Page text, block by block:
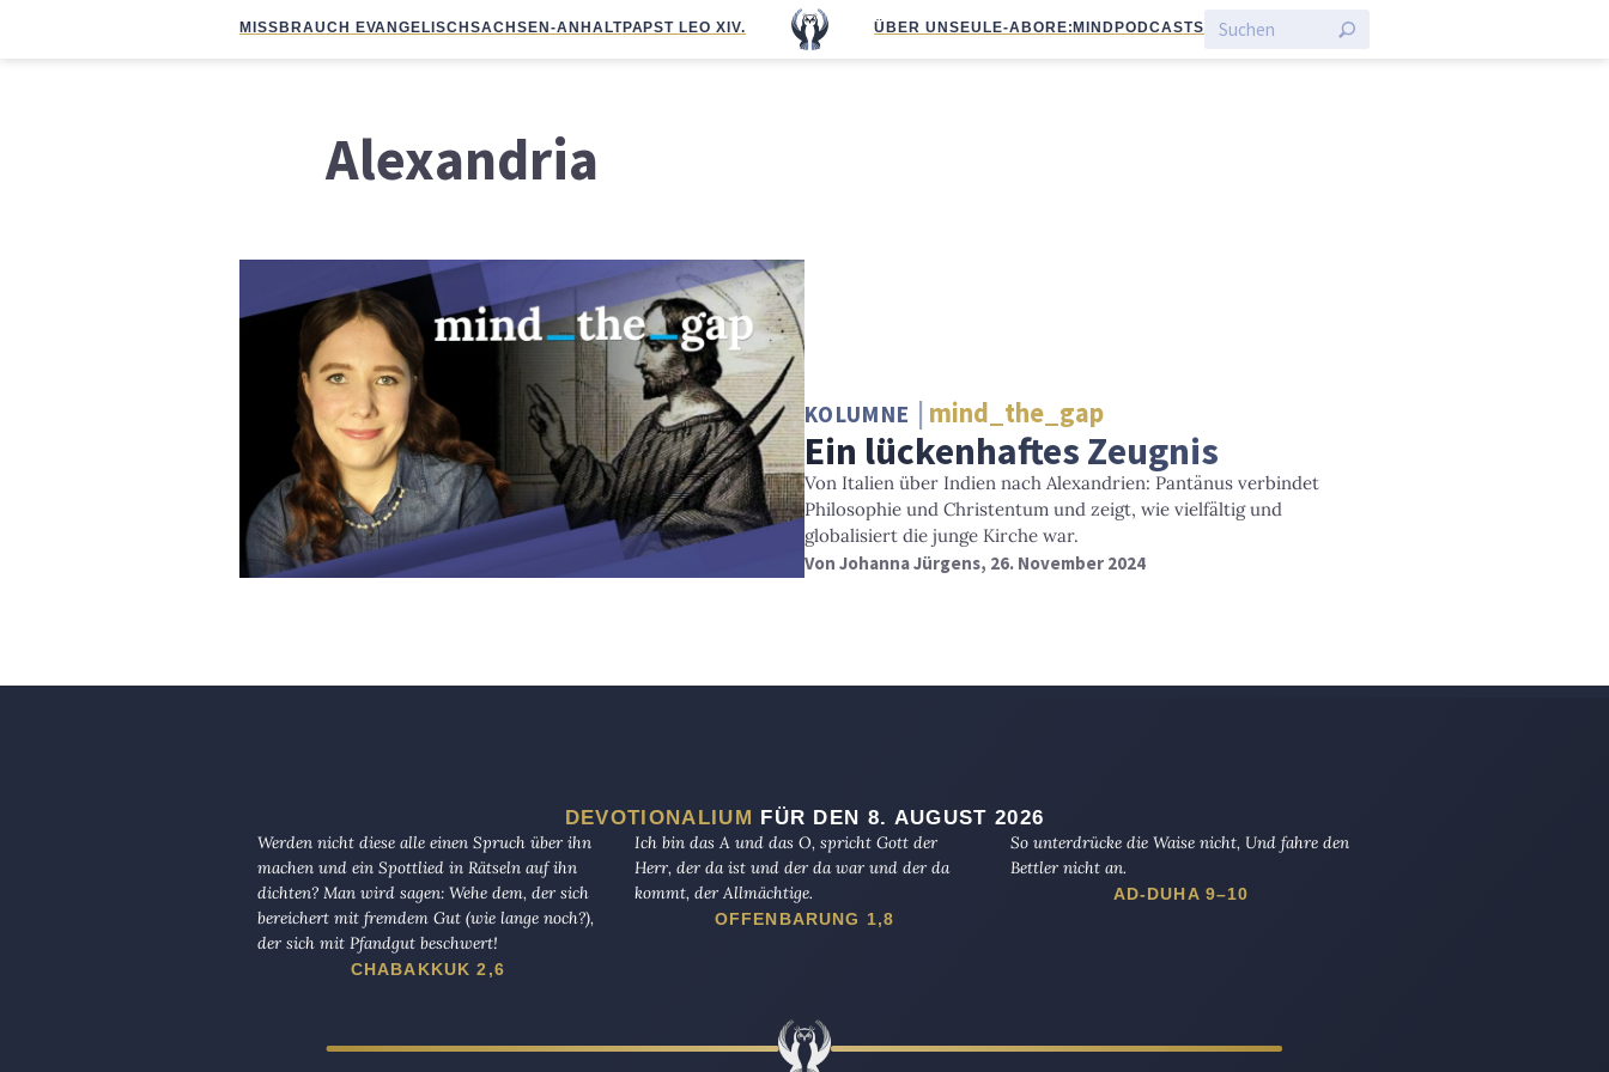
MISSBRAUCH EVANGELISCHSACHSEN-ANHALTPAPST LEO XIV. ÜBER UNS EULE-ABO RE:MIND PODCASTS
Alexandria
KOLUMNE mind_the_gap
Ein lückenhaftes Zeugnis
Von Italien über Indien nach Alexandrien: Pantänus verbindet
Philosophie und Christentum und zeigt, wie vielfältig und
globalisiert die junge Kirche war.
Von Johanna Jürgens, 26. November 2024
DEVOTIONALIUM FÜR DEN 8. AUGUST 2026
Werden nicht diese alle einen Spruch über ihn
machen und ein Spottlied in Rätseln auf ihn
dichten? Man wird sagen: Wehe dem, der sich
bereichert mit fremdem Gut (wie lange noch?),
der sich mit Pfandgut beschwert!
CHABAKKUK 2,6
Ich bin das A und das O, spricht Gott der
Herr, der da ist und der da war und der da
kommt, der Allmächtige.
OFFENBARUNG 1,8
So unterdrücke die Waise nicht, Und fahre den
Bettler nicht an.
AD-DUHA 9–10